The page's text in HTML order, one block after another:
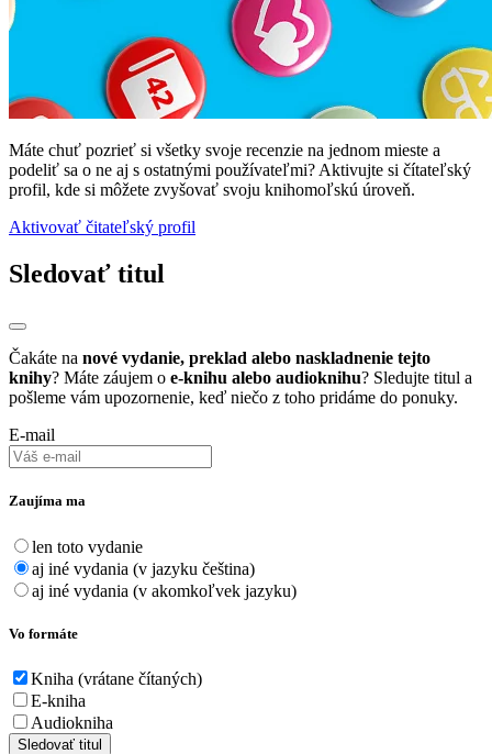
Máte chuť pozrieť si všetky svoje recenzie na jednom mieste a
podeliť sa o ne aj s ostatnými používateľmi? Aktivujte si čítateľský
profil, kde si môžete zvyšovať svoju knihomoľskú úroveň.
Aktivovať čitateľský profil
Sledovať titul
Čakáte na nové vydanie, preklad alebo naskladnenie tejto
knihy? Máte záujem o e-knihu alebo audioknihu? Sledujte titul a
pošleme vám upozornenie, keď niečo z toho pridáme do ponuky.
E-mail
Zaujíma ma
len toto vydanie
aj iné vydania (v jazyku čeština)
aj iné vydania (v akomkoľvek jazyku)
Vo formáte
Kniha (vrátane čítaných)
E-kniha
Audiokniha
Sledovať titul